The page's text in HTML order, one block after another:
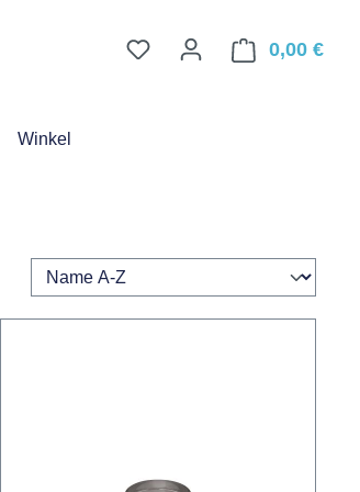
Du hast 0 Produkte auf
0,00 €
Winkel